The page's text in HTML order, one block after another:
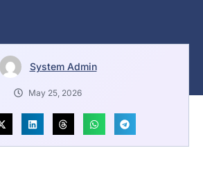
System Admin
May 25, 2026